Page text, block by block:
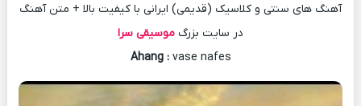
آهنگ های سنتی و کلاسیک (قدیمی) ایرانی با کیفیت بالا + متن آهنگ
در سایت بزرگ موسیقی سرا
Ahang :vase nafes